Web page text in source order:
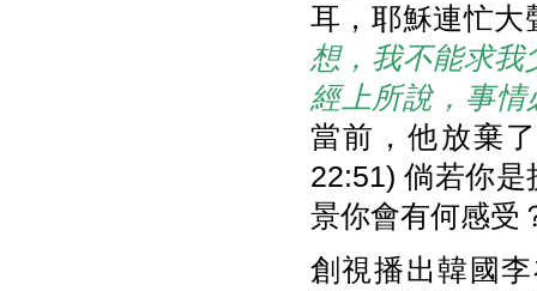
耳，耶穌連忙大
想，我不能求
經上所說，事
當前，他放棄
22:51) 倘若你
景你會有何感受
創視播出韓國